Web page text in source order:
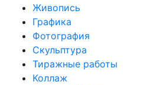
Живопись
Графика
Фотография
Скульптура
Тиражные работы
Коллаж